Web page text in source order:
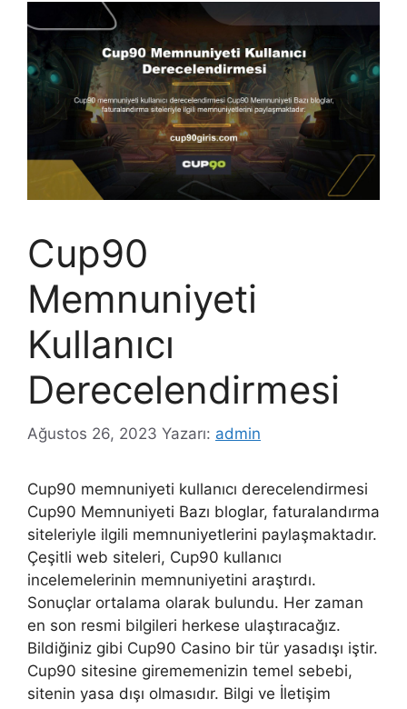
Cup90
Memnuniyeti
Kullanıcı
Derecelendirmesi
Ağustos 26, 2023 Yazarı: admin
Cup90 memnuniyeti kullanıcı derecelendirmesi
Cup90 Memnuniyeti Bazı bloglar, faturalandırma
siteleriyle ilgili memnuniyetlerini paylaşmaktadır.
Çeşitli web siteleri, Cup90 kullanıcı
incelemelerinin memnuniyetini araştırdı.
Sonuçlar ortalama olarak bulundu. Her zaman
en son resmi bilgileri herkese ulaştıracağız.
Bildiğiniz gibi Cup90 Casino bir tür yasadışı iştir.
Cup90 sitesine girememenizin temel sebebi,
sitenin yasa dışı olmasıdır. Bilgi ve İletişim